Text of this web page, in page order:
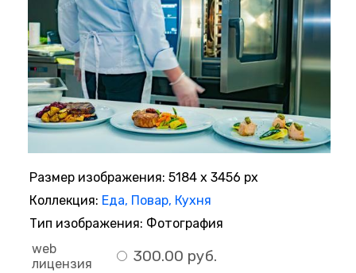
Размер изображения: 5184 x 3456 px
Коллекция: Еда, Повар, Кухня
Тип изображения: Фотография
web
лицензия
300.00 руб.